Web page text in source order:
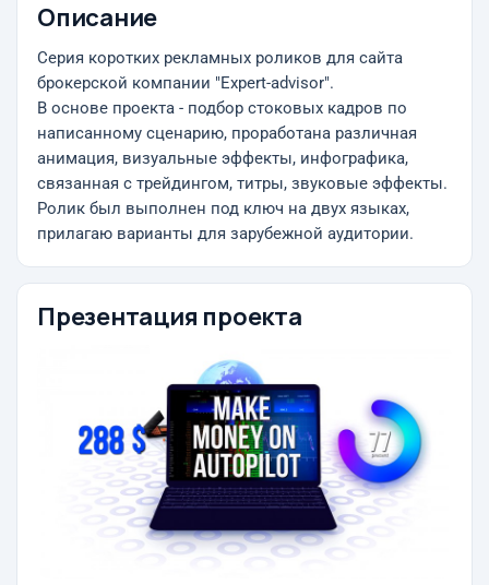
Описание
Серия коротких рекламных роликов для сайта
брокерской компании "Expert-advisor".
В основе проекта - подбор стоковых кадров по
написанному сценарию, проработана различная
анимация, визуальные эффекты, инфографика,
связанная с трейдингом, титры, звуковые эффекты.
Ролик был выполнен под ключ на двух языках,
прилагаю варианты для зарубежной аудитории.
Презентация проекта